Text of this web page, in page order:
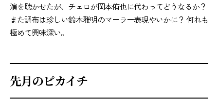
演を聴かせたが、チェロが岡本侑也に代わってどうなるか？
また調布は珍しい鈴木雅明のマーラー表現やいかに？ 何れも
極めて興味深い。
先月のピカイチ